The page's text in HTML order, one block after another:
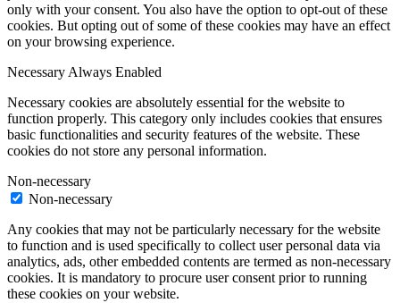
only with your consent. You also have the option to opt-out of these
cookies. But opting out of some of these cookies may have an effect
on your browsing experience.
NecessaryAlways Enabled
Necessary cookies are absolutely essential for the website to
function properly. This category only includes cookies that ensures
basic functionalities and security features of the website. These
cookies do not store any personal information.
Non-necessary
Non-necessary
Any cookies that may not be particularly necessary for the website
to function and is used specifically to collect user personal data via
analytics, ads, other embedded contents are termed as non-necessary
cookies. It is mandatory to procure user consent prior to running
these cookies on your website.